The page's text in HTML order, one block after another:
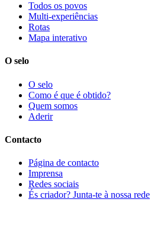
Todos os povos
Multi-experiências
Rotas
Mapa interativo
O selo
O selo
Como é que é obtido?
Quem somos
Aderir
Contacto
Página de contacto
Imprensa
Redes sociais
És criador? Junta-te à nossa rede